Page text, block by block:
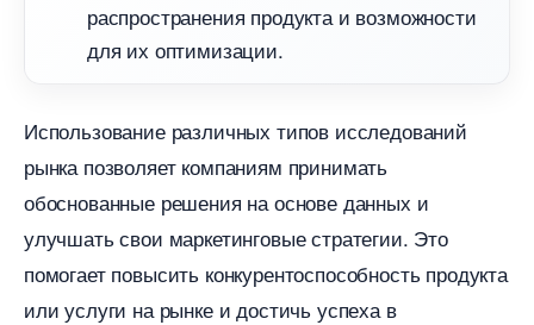
распространения продукта и возможности
для их оптимизации.
Использование различных типов исследований
рынка позволяет компаниям принимать
обоснованные решения на основе данных и
улучшать свои маркетинговые стратегии. Это
помогает повысить конкурентоспособность продукта
или услуги на рынке и достичь успеха